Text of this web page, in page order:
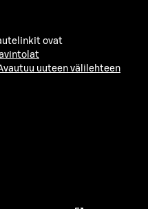
ovat
uuteen välilehteen